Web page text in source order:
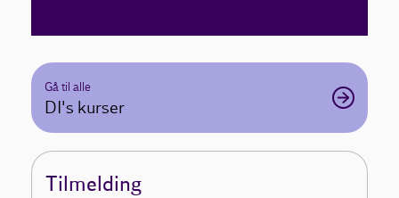
Gå til alle
DI's kurser
Tilmelding